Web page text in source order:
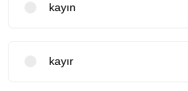
kayın
kayır